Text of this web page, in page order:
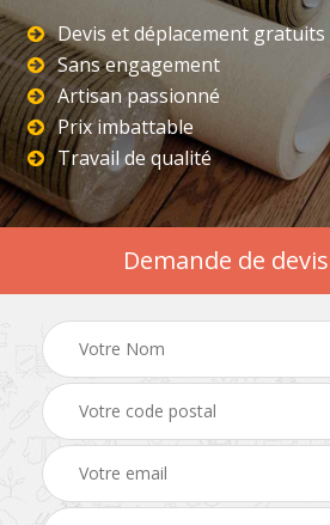
Devis et déplacement gratuits
Sans engagement
Artisan passionné
Prix imbattable
Travail de qualité
Demande de